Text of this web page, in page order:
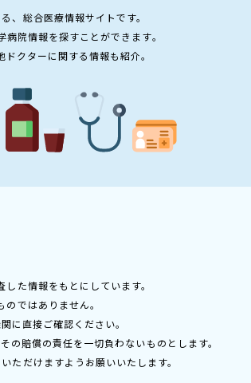
、総合医療情報サイトです。
院情報を探すことができます。
クターに関する情報も紹介。
た情報をもとにしています。
ではありません。
に直接ご確認ください。
賠償の責任を一切負わないものとします。
ただけますようお願いいたします。